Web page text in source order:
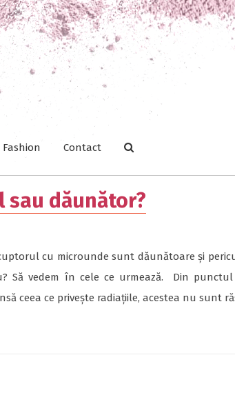
Fashion Contact
sau dăunător?
cu microunde sunt dăunătoare și
Să vedem în cele ce urmează. Din
ceea ce privește radiațiile, acestea nu sunt